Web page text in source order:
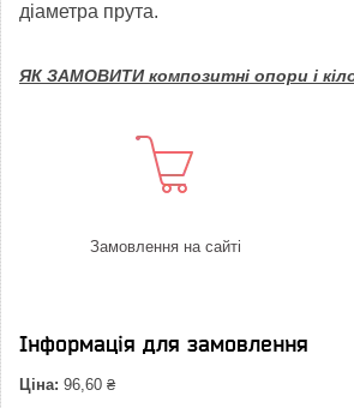
діаметра прута.
ЯК ЗАМОВИТИ композитні опори і
Замовлення на сайті
Інформація для замовлення
Ціна: 96,60 ₴